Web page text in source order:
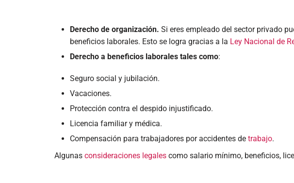
Derecho de organización. Si eres empleado del sector privado
beneficios laborales. Esto se logra gracias a la Ley Nacional de
Derecho a beneficios laborales tales como:
Seguro social y jubilación.
Vacaciones.
Protección contra el despido injustificado.
Licencia familiar y médica.
Compensación para trabajadores por accidentes de trabajo.
Algunas consideraciones legales como salario mínimo, beneficios,